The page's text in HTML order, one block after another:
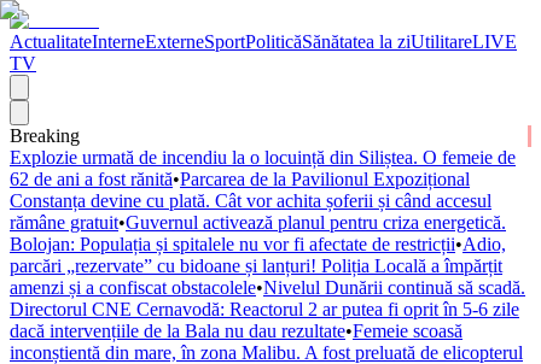
ActualitateInterneExterneSportPoliticăSănătatea la ziUtilitareLIVE
TV
Breaking
Explozie urmată de incendiu la o locuință din Siliștea. O femeie de
62 de ani a fost rănită•Parcarea de la Pavilionul Expozițional
Constanța devine cu plată. Cât vor achita șoferii și când accesul
rămâne gratuit•Guvernul activează planul pentru criza energetică.
Bolojan: Populația și spitalele nu vor fi afectate de restricții•Adio,
parcări „rezervate” cu bidoane și lanțuri! Poliția Locală a împărțit
amenzi și a confiscat obstacolele•Nivelul Dunării continuă să scadă.
Directorul CNE Cernavodă: Reactorul 2 ar putea fi oprit în 5-6 zile
dacă intervențiile de la Bala nu dau rezultate•Femeie scoasă
inconștientă din mare, în zona Malibu. A fost preluată de elicopterul